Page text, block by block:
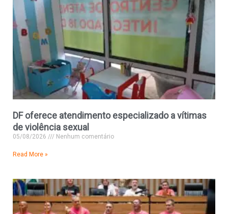
DF oferece atendimento especializado a vítimas
de violência sexual
05/08/2026 Nenhum comentário
Read More »